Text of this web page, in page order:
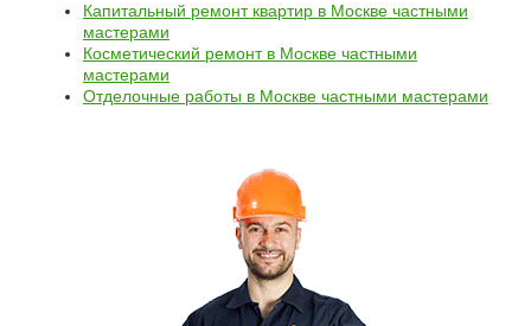
Капитальный ремонт квартир в Москве частными
мастерами
Косметический ремонт в Москве частными
мастерами
Отделочные работы в Москве частными мастерами